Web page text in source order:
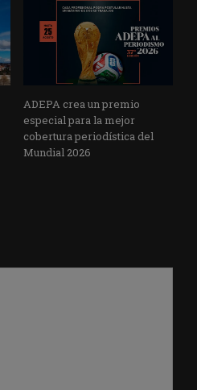
ADEPA crea un premio
especial para la mejor
cobertura periodística del
Mundial 2026